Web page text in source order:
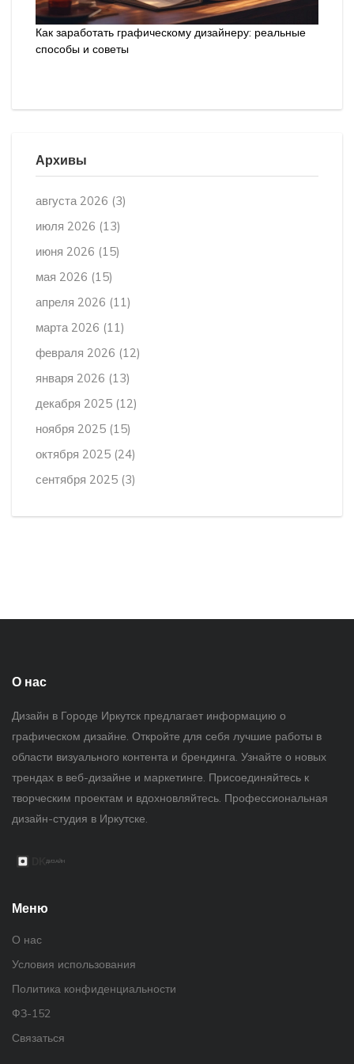
Как заработать графическому дизайнеру: реальные
способы и советы
Архивы
августа 2026 (3)
июля 2026 (13)
июня 2026 (15)
мая 2026 (15)
апреля 2026 (11)
марта 2026 (11)
февраля 2026 (12)
января 2026 (13)
декабря 2025 (12)
ноября 2025 (15)
октября 2025 (24)
сентября 2025 (3)
О нас
Дизайн в Городе Иркутск предлагает информацию о
графическом дизайне. Откройте для себя лучшие работы в
области визуального контента и брендинга. Узнайте о новых
трендах в веб-дизайне и маркетинге. Присоединяйтесь к
творческим проектам и вдохновляйтесь. Профессиональная
дизайн-студия в Иркутске.
Меню
О нас
Условия использования
Политика конфиденциальности
ФЗ-152
Связаться